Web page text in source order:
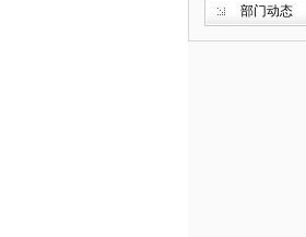
部门动态